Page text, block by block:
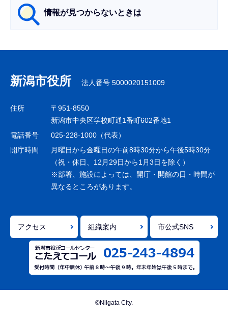
情報が見つからないときは
ナ
ビ
ゲ
シ
ョ
で
新潟市役所 法人番号 5000020151009
住所
〒951-8550
新潟市中央区学校町通1番町602番地1
電話番号
025-228-1000（代表）
開庁時間
月曜日から金曜日の午前8時30分から午後5時30分
（祝・休日、12月29日から1月3日を除く）
※部署、施設によっては、開庁・開館の日・時間が
異なるところがあります。
アクセス 組織案内 市公式SNS
©Niigata City.